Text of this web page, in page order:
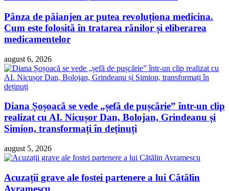
Pânza de păianjen ar putea revoluționa medicina.
Cum este folosită în tratarea rănilor și eliberarea
medicamentelor
august 6, 2026
Diana Șoșoacă se vede „șefă de pușcărie” într-un clip
realizat cu AI. Nicușor Dan, Bolojan, Grindeanu și
Simion, transformați în deținuți
august 5, 2026
Acuzații grave ale fostei partenere a lui Cătălin
Avramescu